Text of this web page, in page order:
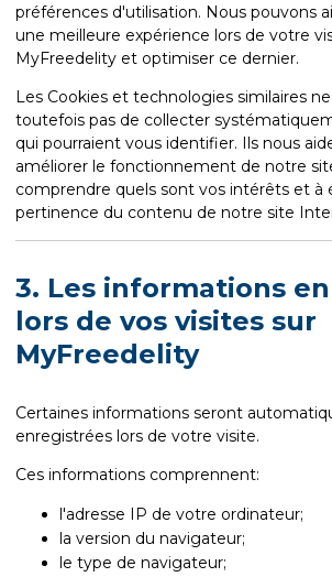
préférences d'utilisation. Nous pouvons
une meilleure expérience lors de votre
MyFreedelity et optimiser ce dernier.
Les Cookies et technologies similaires
toutefois pas de collecter
qui pourraient vous identifier. Ils nous
améliorer le fonctionnement de notre
comprendre quels sont vos intérêts et à
pertinence du contenu de notre site
3. Les informations
lors de vos visites sur
MyFreedelity
Certaines informations seront
enregistrées lors de votre visite.
Ces informations comprennent:
l'adresse IP de votre ordinateur;
la version du navigateur;
le type de navigateur;